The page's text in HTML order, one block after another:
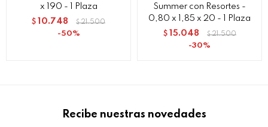
x 190 - 1 Plaza
$ 10.748 $ 21.500
50
Summer con Resortes -
0,80 x 1,85 x 20 - 1 Plaza
$ 15.048 $ 21.500
30
Recibe nuestras novedades